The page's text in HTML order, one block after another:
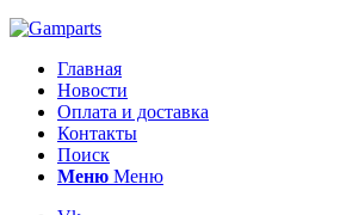
Главная
Новости
Оплата и доставка
Контакты
Поиск
Меню Меню